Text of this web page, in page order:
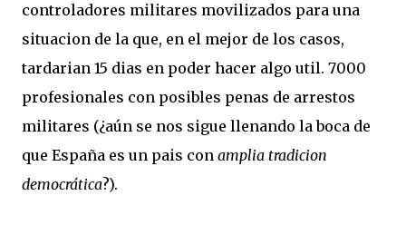
controladores militares movilizados para una
situacion de la que, en el mejor de los casos,
tardarian 15 dias en poder hacer algo util. 7000
profesionales con posibles penas de arrestos
militares (¿aún se nos sigue llenando la boca de
que España es un pais con amplia tradicion
democrática?).